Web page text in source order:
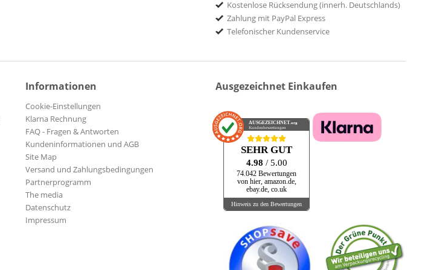
Aloha Sluts, The
Alpert, Herb
Americano & His Punettes, Puno
Anderson, Bill
Anderson, Pete
Angels, The
Anka, Paul
Anka, Paul
Ann-Margret
Ansell, Paul
Arista Records
Around The Shack Records
ASTRA
Atlantic Recording
Atomic Cowboy Records
Atomic Passion
AUS
Austro Mechana
Bad Billy Records
Bad Joker
Ballroom Records
Baron
BARSA
Kostenlose Rücksendung (innerh. Deutschlands)
Zahlung mit PayPal Express
Telefonischer Kundenservice
Informationen
Cookie-Einstellungen
Klarna Rechnung
FAQ - Fragen & Antworten
Kundeninformationen und AGB
Site Map
Versand und Zahlungsbedingungen
Partnerprogramm
The media
Datenschutz
Impressum
Ausgezeichnet Einkaufen
AUSGEZEICHNET.org
Kundenbewertungen
SEHR GUT
4.98 / 5.00
74.042 Bewertungen
von hier, amazon.de,
ebay.de, co.uk
Hinweis zu den Bewertungen